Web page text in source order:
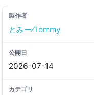
製作者
とみー⁄Tommy
公開日
2026-07-14
カテゴリ